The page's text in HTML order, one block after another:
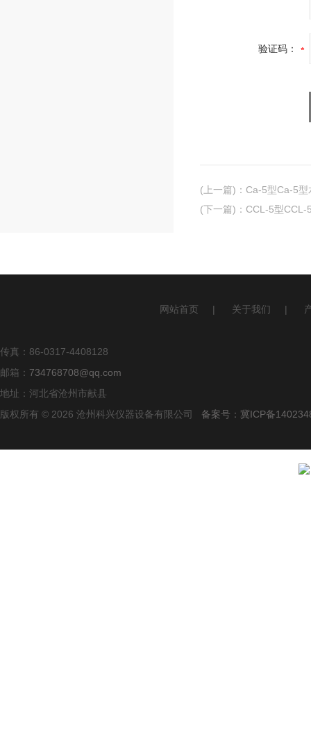
验证码：
(上一篇) ： Ca-5型Ca-5
(下一篇) ： CCL-5型CCL-
网站首页 | 关于我们 |
传真：86-0317-4408128
邮箱： 734768708@qq.com
地址：河北省沧州市献县
版权所有 © 2026 沧州科兴仪器设备有限公司 备案号：冀ICP备